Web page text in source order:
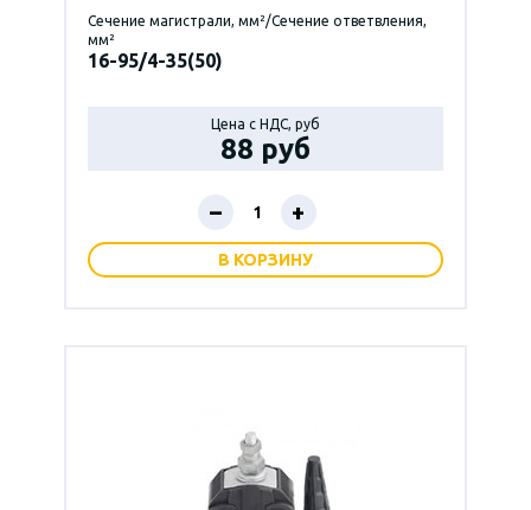
Сечение магистрали, мм²/Сечение ответвления,
мм²
16-95/4-35(50)
Цена с НДС, руб
88 руб
– +
В КОРЗИНУ